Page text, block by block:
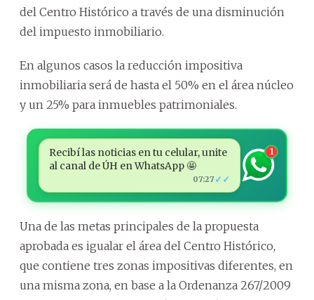
del Centro Histórico a través de una disminución
del impuesto inmobiliario.
En algunos casos la reducción impositiva
inmobiliaria será de hasta el 50% en el área núcleo
y un 25% para inmuebles patrimoniales.
Recibí las noticias en tu celular, unite
al canal de ÚH en WhatsApp 🤩
07:27 ✓✓
1
Una de las metas principales de la propuesta
aprobada es igualar el área del Centro Histórico,
que contiene tres zonas impositivas diferentes, en
una misma zona, en base a la Ordenanza 267/2009